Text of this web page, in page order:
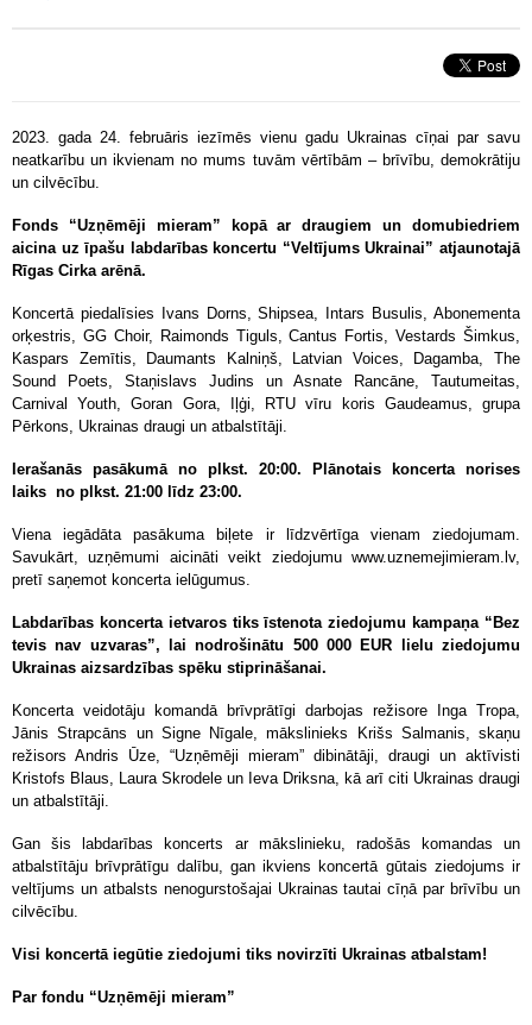
2023. gada 24. februāris iezīmēs vienu gadu Ukrainas cīņai par savu
neatkarību un ikvienam no mums tuvām vērtībām – brīvību, demokrātiju
un cilvēcību.
Fonds “Uzņēmēji mieram” kopā ar draugiem un domubiedriem
aicina uz īpašu labdarības koncertu “Veltījums Ukrainai” atjaunotajā
Rīgas Cirka arēnā.
Koncertā piedalīsies Ivans Dorns, Shipsea, Intars Busulis, Abonementa
orķestris, GG Choir, Raimonds Tiguls, Cantus Fortis, Vestards Šimkus,
Kaspars Zemītis, Daumants Kalniņš, Latvian Voices, Dagamba, The
Sound Poets, Staņislavs Judins un Asnate Rancāne, Tautumeitas,
Carnival Youth, Goran Gora, Iļģi, RTU vīru koris Gaudeamus, grupa
Pērkons, Ukrainas draugi un atbalstītāji.
Ierašanās pasākumā no plkst. 20:00. Plānotais koncerta norises
laiks no plkst. 21:00 līdz 23:00.
Viena iegādāta pasākuma biļete ir līdzvērtīga vienam ziedojumam.
Savukārt, uzņēmumi aicināti veikt ziedojumu www.uznemejimieram.lv,
pretī saņemot koncerta ielūgumus.
Labdarības koncerta ietvaros tiks īstenota ziedojumu kampaņa “Bez
tevis nav uzvaras”, lai nodrošinātu 500 000 EUR lielu ziedojumu
Ukrainas aizsardzības spēku stiprināšanai.
Koncerta veidotāju komandā brīvprātīgi darbojas režisore Inga Tropa,
Jānis Strapcāns un Signe Nīgale, mākslinieks Krišs Salmanis, skaņu
režisors Andris Ūze, “Uzņēmēji mieram” dibinātāji, draugi un aktīvisti
Kristofs Blaus, Laura Skrodele un Ieva Driksna, kā arī citi Ukrainas draugi
un atbalstītāji.
Gan šis labdarības koncerts ar mākslinieku, radošās komandas un
atbalstītāju brīvprātīgu dalību, gan ikviens koncertā gūtais ziedojums ir
veltījums un atbalsts nenogurstošajai Ukrainas tautai cīņā par brīvību un
cilvēcību.
Visi koncertā iegūtie ziedojumi tiks novirzīti Ukrainas atbalstam!
Par fondu “Uzņēmēji mieram”